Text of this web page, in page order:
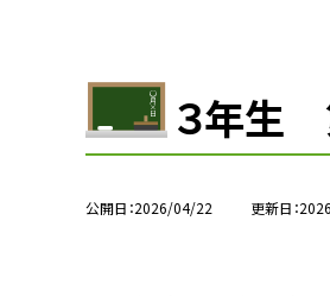
３年生
公開日 2026/04/22 更新日